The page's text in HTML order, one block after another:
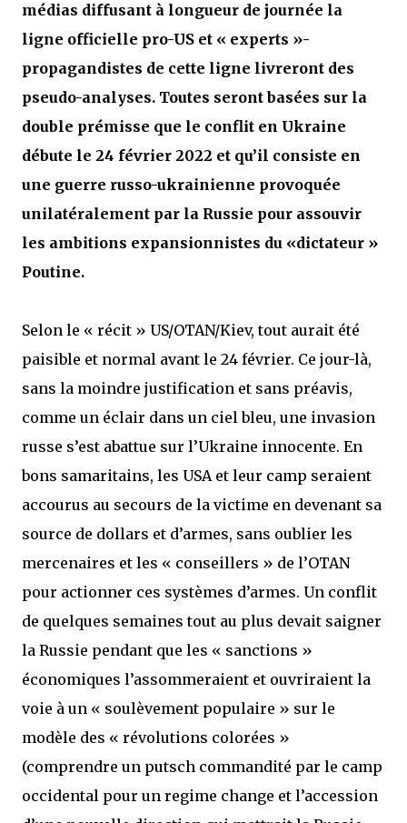
médias diffusant à longueur de journée la
ligne officielle pro-US et « experts »-
propagandistes de cette ligne livreront des
pseudo-analyses. Toutes seront basées sur la
double prémisse que le conflit en Ukraine
débute le 24 février 2022 et qu’il consiste en
une guerre russo-ukrainienne provoquée
unilatéralement par la Russie pour assouvir
les ambitions expansionnistes du «dictateur »
Poutine.
Selon le « récit » US/OTAN/Kiev, tout aurait été
paisible et normal avant le 24 février. Ce jour-là,
sans la moindre justification et sans préavis,
comme un éclair dans un ciel bleu, une invasion
russe s’est abattue sur l’Ukraine innocente. En
bons samaritains, les USA et leur camp seraient
accourus au secours de la victime en devenant sa
source de dollars et d’armes, sans oublier les
mercenaires et les « conseillers » de l’OTAN
pour actionner ces systèmes d’armes. Un conflit
de quelques semaines tout au plus devait saigner
la Russie pendant que les « sanctions »
économiques l’assommeraient et ouvriraient la
voie à un « soulèvement populaire » sur le
modèle des « révolutions colorées »
(comprendre un putsch commandité par le camp
occidental pour un regime change et l’accession